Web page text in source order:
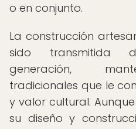
o en conjunto.
La construcción
sido transmitida
generación,
tradicionales que le
y valor cultural.
su diseño y